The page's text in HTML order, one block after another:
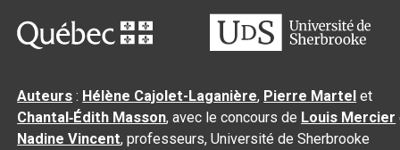
Auteurs : Hélène Cajolet-Laganière, Pierre Martel et
Chantal‑Édith Masson, avec le concours de Louis Mercier
Nadine Vincent, professeurs, Université de Sherbrooke